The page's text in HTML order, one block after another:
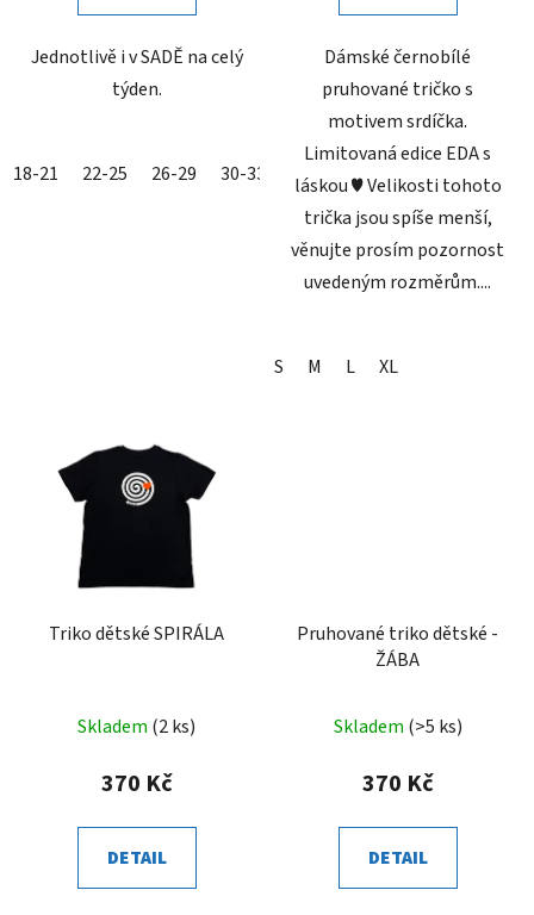
Jednotlivě i v SADĚ na celý
týden.
18-21 22-25 26-29 30-33 34-36 37-39 40-42
Dámské černobílé
pruhované tričko s
motivem srdíčka.
Limitovaná edice EDA s
láskou ♥ Velikosti tohoto
trička jsou spíše menší,
věnujte prosím pozornost
uvedeným rozměrům....
S M L XL
Triko dětské SPIRÁLA
Skladem (2 ks)
370 Kč
DETAIL
Pruhované triko dětské -
ŽÁBA
Skladem (>5 ks)
370 Kč
DETAIL